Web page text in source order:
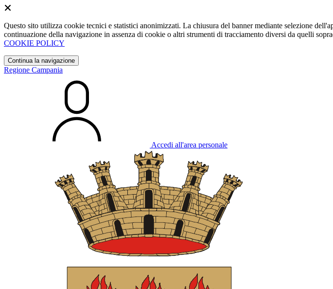
Questo sito utilizza cookie tecnici e statistici anonimizzati. La chiusura del banner mediante selezione
continuazione della navigazione in assenza di cookie o altri strumenti di tracciamento diversi da quelli
COOKIE POLICY
Continua la navigazione
Regione Campania
Accedi all'area personale